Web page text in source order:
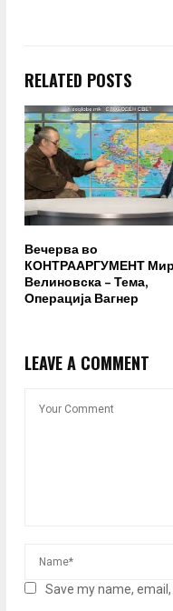
RELATED POSTS
Вечерва во
КОНТРААРГУМЕНТ
Велиновска – Тема,
Операција Вагнер
LEAVE A COMMENT
Save my name,